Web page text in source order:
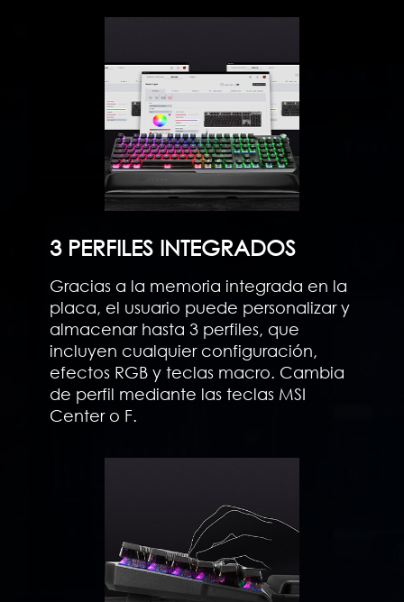
3 PERFILES INTEGRADOS
Gracias a la memoria integrada en la
placa, el usuario puede personalizar y
almacenar hasta 3 perfiles, que
incluyen cualquier configuración,
efectos RGB y teclas macro. Cambia
de perfil mediante las teclas MSI
Center o F.